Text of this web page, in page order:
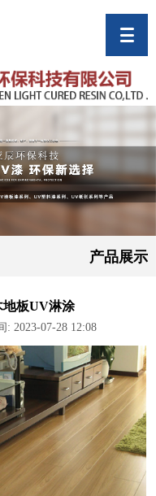
产品展示
地板UV淋涂
2023-07-28 12:08